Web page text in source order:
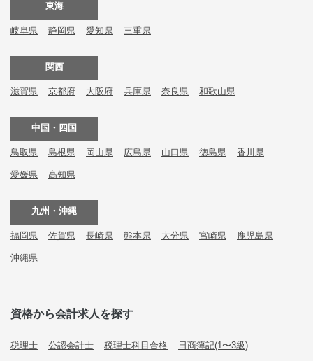
東海
岐阜県 静岡県 愛知県 三重県
関西
滋賀県 京都府 大阪府 兵庫県 奈良県 和歌山県
中国・四国
鳥取県 島根県 岡山県 広島県 山口県 徳島県 香川県
愛媛県 高知県
九州・沖縄
福岡県 佐賀県 長崎県 熊本県 大分県 宮崎県 鹿児島県
沖縄県
資格から会計求人を探す
税理士 公認会計士 税理士科目合格 日商簿記(1〜3級)